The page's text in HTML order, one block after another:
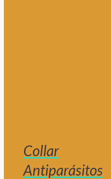
Collar
Antiparásitos